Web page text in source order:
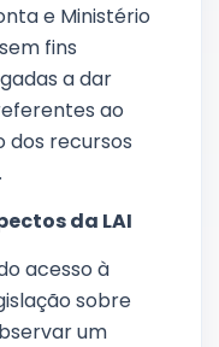
e Ministério
fins
a dar
ao
dos recursos
da LAI
acesso à
sobre
um